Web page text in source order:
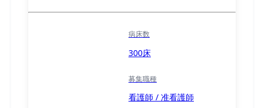
病床数
300床
募集職種
看護師 / 准看護師